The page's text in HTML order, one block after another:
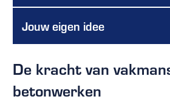
Jouw eigen idee
De kracht van
betonwerken